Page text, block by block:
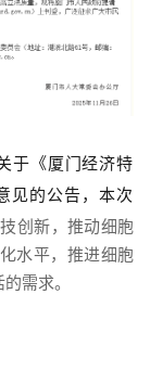
于《厦门经济特
见的公告，本次
创新，推动细胞
水平，推进细胞
需求。